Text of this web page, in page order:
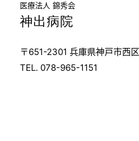
医療法人 錦秀会
神出病院
〒651-2301 兵庫県神戸市西
TEL. 078-965-1151